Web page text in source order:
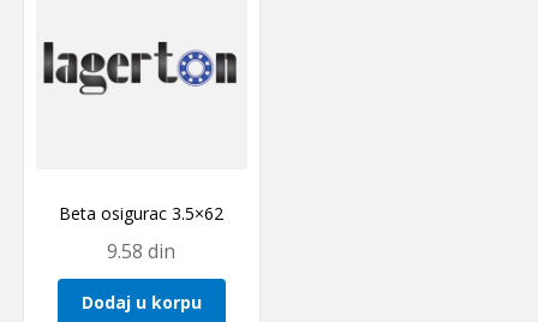
Beta osigurac 3.5×62
9.58din
Dodaj u korpu